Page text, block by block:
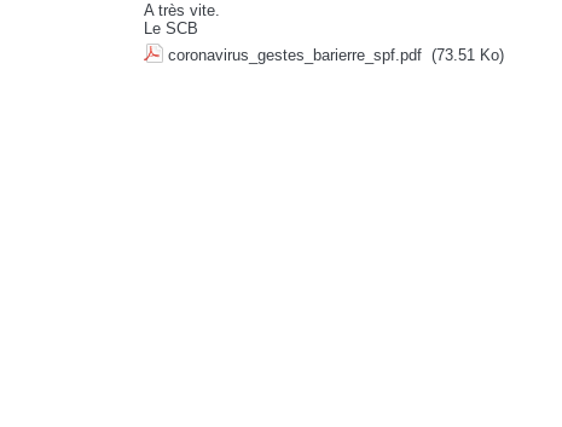
A très vite.
Le SCB
coronavirus_gestes_barierre_spf.pdf (73.51 Ko)